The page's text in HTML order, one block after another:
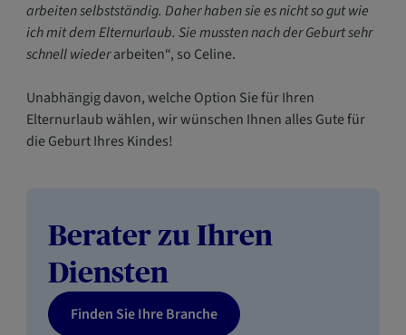
arbeiten selbstständig. Daher haben sie es nicht so gut wie
ich mit dem Elternurlaub. Sie mussten nach der Geburt sehr
schnell wiederarbeiten“, so Celine.
Unabhängig davon, welche Option Sie für Ihren
Elternurlaub wählen, wir wünschen Ihnen alles Gute für
die Geburt Ihres Kindes!
Berater zu Ihren
Diensten
Finden Sie Ihre Branche